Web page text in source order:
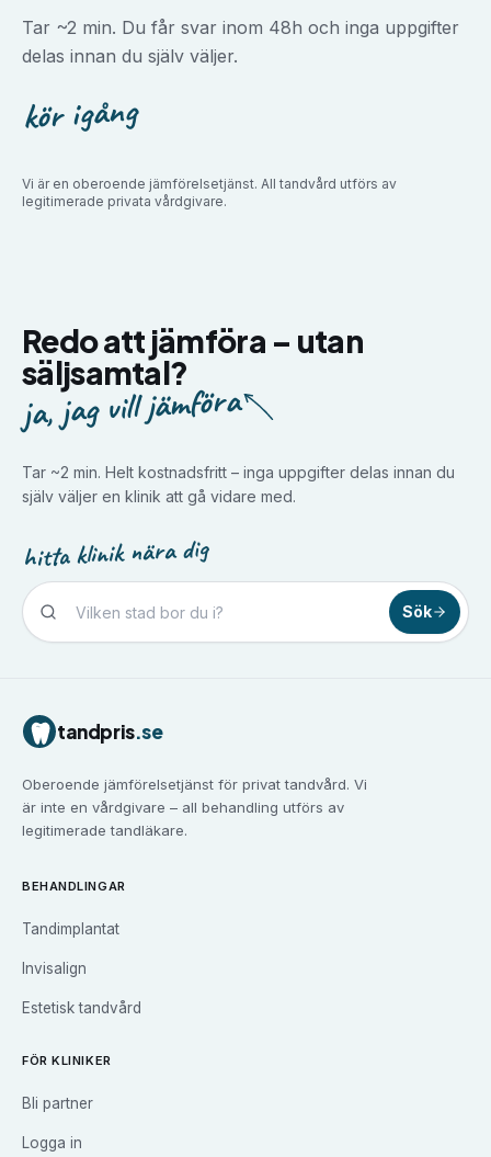
Tar ~2 min. Du får svar inom 48h och inga uppgifter
delas innan du själv väljer.
kör igång
Vi är en oberoende jämförelsetjänst. All tandvård utförs av
legitimerade privata vårdgivare.
Redo att jämföra – utan
säljsamtal?
ja, jag vill jämföra
Tar ~2 min. Helt kostnadsfritt – inga uppgifter delas innan du
själv väljer en klinik att gå vidare med.
hitta klinik nära dig
Sök
Tandvård i
Tandvård iFalun
Tandvård i Göteborg
Tandvård iHalmstad
Tandvård iHelsingborg
Tandvård iJärfälla
Tandvård i
Tandvård i Kalmar
Tandvård i
Tandvård i
Tandvård i
tandpris.se
Oberoende jämförelsetjänst för privat tandvård. Vi
är inte en vårdgivare – all behandling utförs av
legitimerade tandläkare.
BEHANDLINGAR
Tandimplantat
Invisalign
Estetisk tandvård
FÖR KLINIKER
Bli partner
Logga in